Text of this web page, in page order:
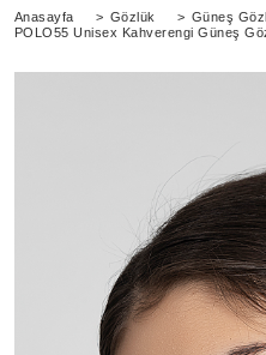
Anasayfa > Gözlük > Güneş
POLO55 Unisex Kahverengi Güneş